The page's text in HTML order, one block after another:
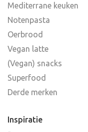
Mediterrane keuken
Notenpasta
Oerbrood
Vegan latte
(Vegan) snacks
Superfood
Derde merken
Inspiratie